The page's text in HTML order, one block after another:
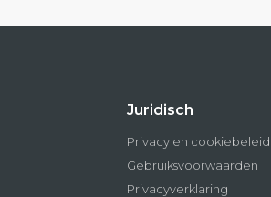
Juridisch
Privacy en cookiebeleid
Gebruiksvoorwaarden
Privacyverklaring